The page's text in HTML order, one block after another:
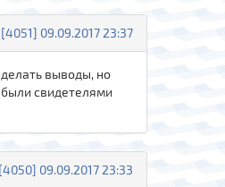
[4051] 09.09.2017 23:37
выводы, но
были свидетелями
[4050] 09.09.2017 23:33